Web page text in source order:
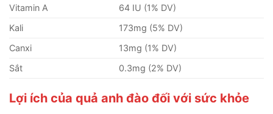
Vitamin A
64 IU (1% DV)
Kali
173mg (5% DV)
Canxi
13mg (1% DV)
Sắt
0.3mg (2% DV)
Lợi ích của quả anh đào đối với sức khỏe